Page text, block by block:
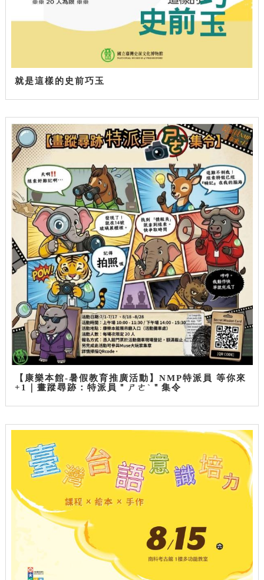
就是這樣的史前巧玉
【康樂本館-暑假教育推廣活動】NMP特派員 等你來
+1｜畫蹤尋跡：特派員＂ㄕㄜˋ＂集令